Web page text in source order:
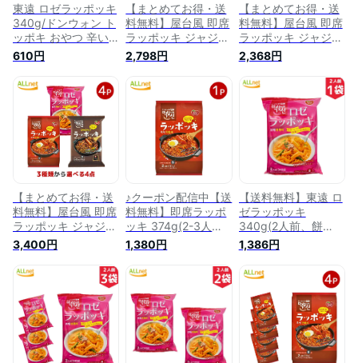
東遠 ロゼラッポッキ
340g/ドンウォン ト
ッポキ おやつ 辛い
韓国料理 東遠ジャパ
ン らっぽっき 東遠
屋台風即席ラッポッ
キ ラポッキ コスト
コ ラッポッキ
610円
【まとめてお得・送
料無料】屋台風 即席
ラッポッキ ジャジャ
ン ラッポッキ 3種類
から選べる3袋セッ
ト ドンウォン トッ
ポキ おやつ 辛い 韓
国料理 東遠ジャパン
らっぽっき 東遠 屋
台風即席ラッポッキ
ラポッキ 2-3人
前/K16
2,798円
【まとめてお得・送
料無料】屋台風 即席
ラッポッキ ジャジャ
ン ラッポッキ 3種類
から選べる2袋セッ
ト ドンウォン トッ
ポキ おやつ 辛い 韓
国料理 東遠ジャパン
らっぽっき 東遠 屋
台風即席ラッポッキ
ラポッキ 2-3人
前/K19
2,368円
【まとめてお得・送
料無料】屋台風 即席
ラッポッキ ジャジャ
ン ラッポッキ 3種類
から選べる4袋セッ
ト ドンウォン トッ
ポキ おやつ 辛い 韓
国料理 東遠ジャパン
らっぽっき 東遠 屋
台風即席ラッポッキ
ラポッキ 2-3人前
3,400円
♪クーポン配信中【送
料無料】即席ラッポ
ッキ 374g(2-3人
前)×1袋 ドンウォン
トッポキ おやつ 辛
い 韓国料理 東遠ジ
ャパン らっぽっき
東遠 屋台風即席ラッ
ポッキ ラポッキ コ
ストコ ラッポッキ
1,380円
【送料無料】東遠 ロ
ゼラッポッキ
340g(2人前、餅
200g、乾?80g、粉
末ソース60g)×1袋
ドンウォン トッポキ
おやつ 辛い 韓国料
理 東遠ジャパン ら
っぽっき 東遠 屋台
風即席ラッポッキ ラ
ポッキ コストコ ラ
ッポッキ
1,386円